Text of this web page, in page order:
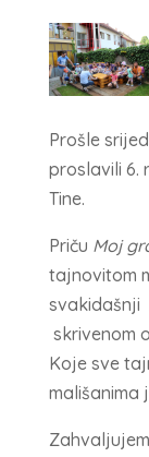
Prošle
proslavili 6.
Tine.
Priču Moj
tajnovitom
svakidašnji
skrivenom
Koje sve
mališanima